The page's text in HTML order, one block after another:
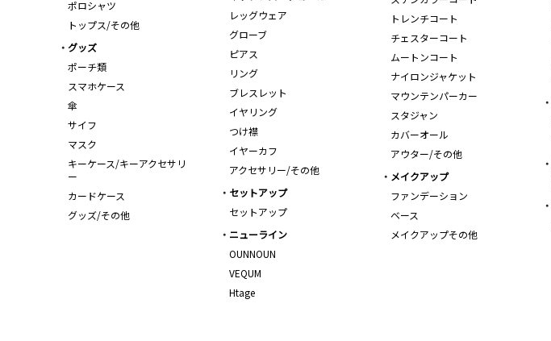
ポロシャツ
トップス/その他
トレンチコート
チェスターコート
ムートンコート
ナイロンジャケット
マウンテンパーカー
スタジャン
カバーオール
アウター/その他
レッグウェア
グローブ
ピアス
リング
ブレスレット
イヤリング
つけ襟
イヤーカフ
アクセサリー/その他
グッズ
ポーチ類
スマホケース
傘
サイフ
マスク
キーケース/キーアクセサリ
ー
カードケース
グッズ/その他
メイクアップ
ファンデーション
ベース
メイクアップその他
セットアップ
セットアップ
ニューライン
OUNNOUN
VEQUM
Htage